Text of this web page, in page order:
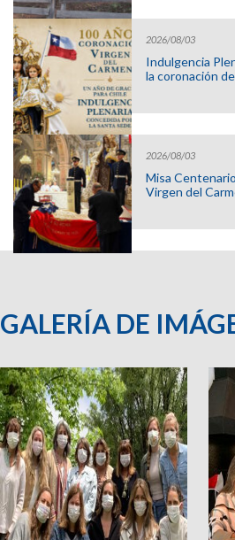
2026/08/03
Indulgencia
la coronación
2026/08/03
Misa
Virgen del
GALERÍA DE